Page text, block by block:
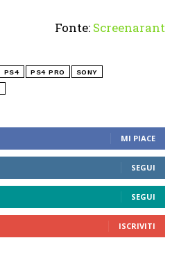
MI PIACE
SEGUI
SEGUI
ISCRIVITI
Fonte: Screenarant
PS4 PS4 PRO SONY